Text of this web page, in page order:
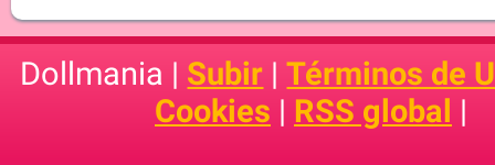
Dollmania | Subir |Términos de
Cookies | RSS global |